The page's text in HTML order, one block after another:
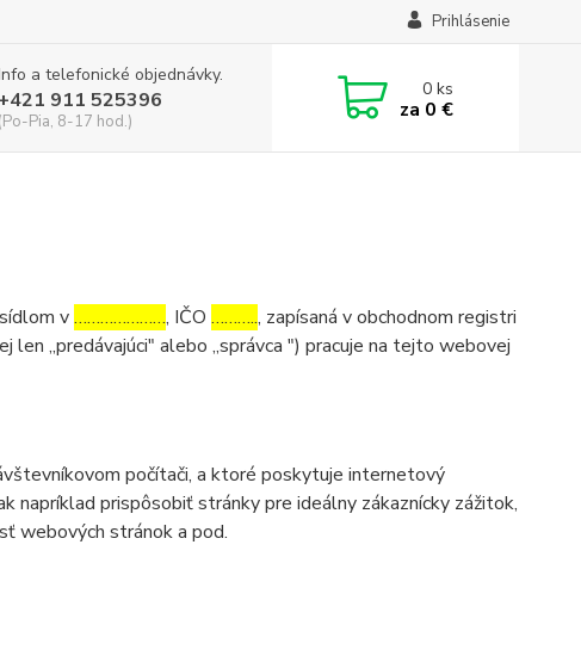
Prihlásenie
a telefonické objednávky.
+421 911 525396
(Po-Pia, 8-17 hod.)
0ks
za 0 €
v…………………, IČO ……….., zapísaná v obchodnom registri
len „predávajúci" alebo „správca ") pracuje na tejto webovej
počítači, a ktoré poskytuje internetový
napríklad prispôsobiť stránky pre ideálny zákaznícky zážitok,
webových stránok a pod.